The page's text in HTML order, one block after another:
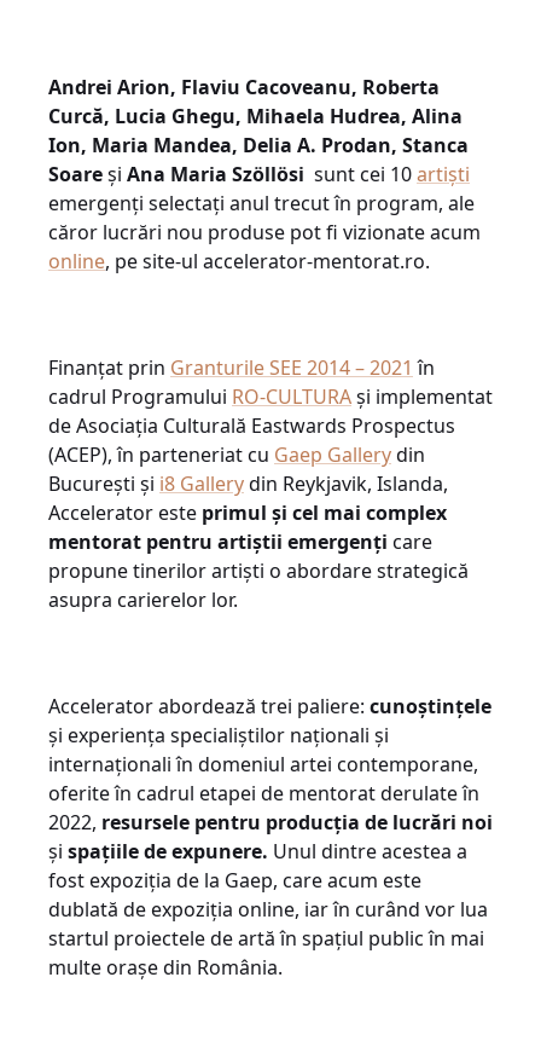
Andrei Arion, Flaviu Cacoveanu, Roberta
Curcă, Lucia Ghegu, Mihaela Hudrea, Alina
Ion, Maria Mandea, Delia A. Prodan, Stanca
Soareși Ana Maria Szöllösi sunt cei 10artiști
emergenți selectați anul trecut în program, ale
căror lucrări nou produse pot fi vizionate acum
online, pe site-ul accelerator-mentorat.ro.
Finanțat prin Granturile SEE 2014 – 2021 în
cadrul Programului RO-CULTURAși implementat
de Asociația Culturală Eastwards Prospectus
(ACEP), în parteneriat cu Gaep Gallerydin
București și i8 Gallerydin Reykjavik, Islanda,
Accelerator este primul și cel mai complex
mentorat pentru artiștii emergenți care
propune tinerilor artiști o abordare strategică
asupra carierelor lor.
Accelerator abordează trei paliere: cunoștințele
și experiența specialiștilor naționali și
internaționali în domeniul artei contemporane,
oferite în cadrul etapei de mentorat derulate în
2022, resursele pentru producția de lucrări noi
și spațiile de expunere. Unul dintre acestea a
fost expoziția de la Gaep, care acum este
dublată de expoziția online, iar în curând vor lua
startul proiectele de artă în spațiul public în mai
multe orașe din România.